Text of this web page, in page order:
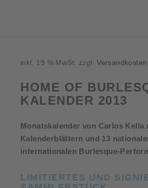
inkl. 19 % MwSt. zzgl.Versandkosten
HOME OF
KALENDER 2013
Monatskalender von Carlos Kella
Kalenderblättern und 13
internationalen Burlesque-
LIMITIERTES UND